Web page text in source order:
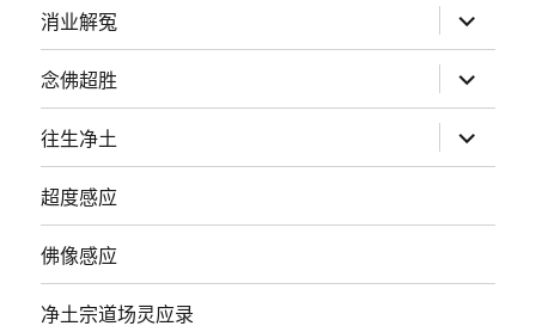
消业解冤 展
开
子
菜
单
念佛超胜 展
开
子
菜
单
往生净土 展
开
子
超度感应
佛像感应
净土宗道场灵应录